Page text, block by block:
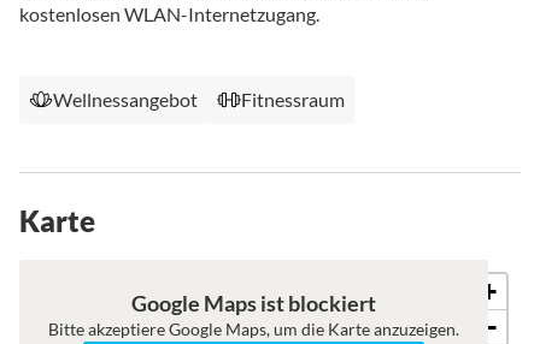
kostenlosen WLAN-Internetzugang.
Wellnessangebot Fitnessraum
Karte
Satellit
+
−
Google Maps ist blockiert
Bitte akzeptiere Google Maps, um die Karte anzuzeigen.